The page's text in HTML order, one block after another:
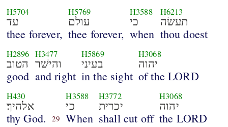
H5704
עד
thee forever,
H5769
עולם
thee forever,
H3588
כי
when
H6213
תעשׂה
thou doest
H2896
הטוב
good
H3477
והישׁר
and right
H5869
בעיני
in the sight
H3068
יהוה
of the LORD
H430
אלהיך׃
thy God. 29
H3588
כי
When
H3772
יכרית
shall cut off
H3068
יהוה
the LORD